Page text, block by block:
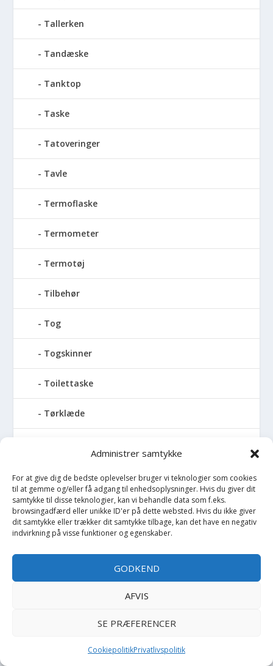
Administrer samtykke
For at give dig de bedste oplevelser bruger vi teknologier som cookies
til at gemme og/eller få adgang til enhedsoplysninger. Hvis du giver dit
samtykke til disse teknologier, kan vi behandle data som f.eks.
browsingadfærd eller unikke ID'er på dette websted. Hvis du ikke giver
dit samtykke eller trækker dit samtykke tilbage, kan det have en negativ
indvirkning på visse funktioner og egenskaber.
GODKEND
AFVIS
SE PRÆFERENCER
CookiepolitikPrivatlivspolitik
Tallerken
Tandæske
Tanktop
Taske
Tatoveringer
Tavle
Termoflaske
Termometer
Termotøj
Tilbehør
Tog
Togskinner
Toilettaske
Tørklæde
Trækvogn
Træningssæt
Trusser
Udklædning